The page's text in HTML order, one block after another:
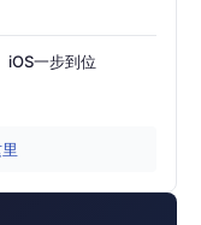
iOS一步到位